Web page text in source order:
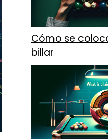
Cómo se
billar